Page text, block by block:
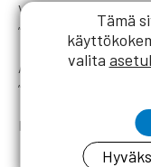
Varatuomari
”Rakentamislaki –
AsiantuntijaJani
”Pätevyydet – miten
Keskustelua aiheesta
Tämä
valita